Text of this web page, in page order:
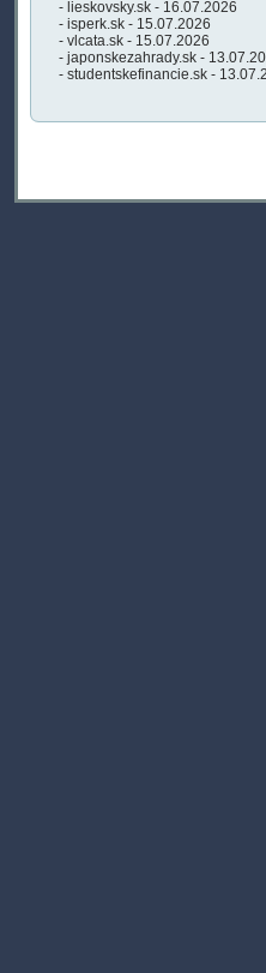
- lieskovsky.sk - 16.07.2026
- isperk.sk - 15.07.2026
- vlcata.sk - 15.07.2026
- japonskezahrady.sk -
- studentskefinancie.sk -